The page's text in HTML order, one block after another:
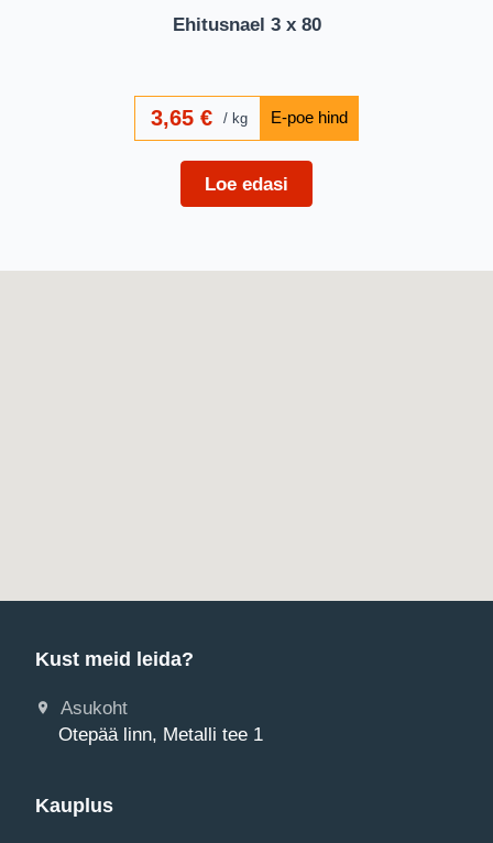
Ehitusnael 3 x 80
3,65 € kg
Loe edasi
Kust meid leida?
Asukoht
Otepää linn, Metalli tee 1
Kauplus